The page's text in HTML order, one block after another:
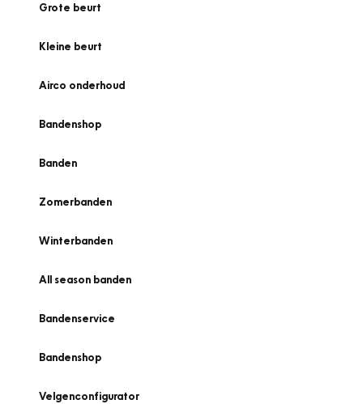
Grote beurt
Kleine beurt
Airco onderhoud
Bandenshop
Banden
Zomerbanden
Winterbanden
All season banden
Bandenservice
Bandenshop
Velgenconfigurator